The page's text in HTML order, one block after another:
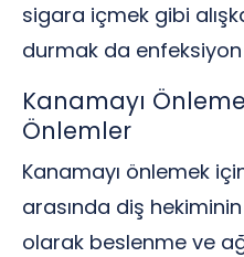
sigara içmek gibi
durmak da
Kanamayı
Önlemler
Kanamayı önlemek
arasında diş
olarak beslenme ve